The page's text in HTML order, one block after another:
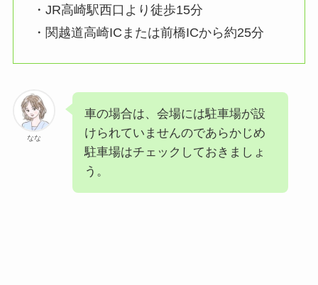
・JR高崎駅西口より徒歩15分
・関越道高崎ICまたは前橋ICから約25分
なな
車の場合は、会場には駐車場が設
けられていませんのであらかじめ
駐車場はチェックしておきましょ
う。